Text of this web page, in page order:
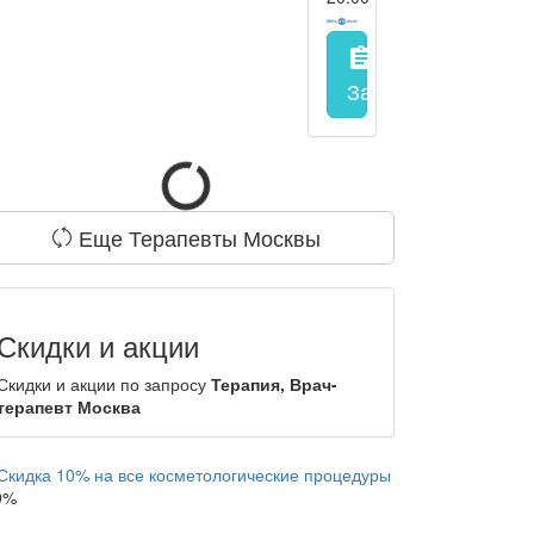
assignment
Запись на прием
Еще Терапевты Москвы
и акции
и акции по запросуТерапия, Врач-
Москва